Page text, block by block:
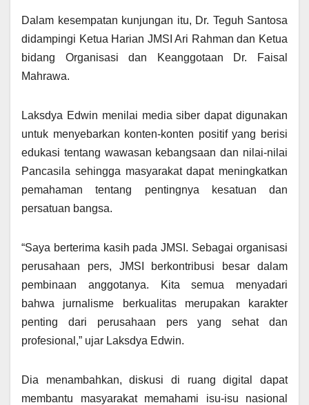
Dalam kesempatan kunjungan itu, Dr. Teguh Santosa
didampingi Ketua Harian JMSI Ari Rahman dan Ketua
bidang Organisasi dan Keanggotaan Dr. Faisal
Mahrawa.
Laksdya Edwin menilai media siber dapat digunakan
untuk menyebarkan konten-konten positif yang berisi
edukasi tentang wawasan kebangsaan dan nilai-nilai
Pancasila sehingga masyarakat dapat meningkatkan
pemahaman tentang pentingnya kesatuan dan
persatuan bangsa.
“Saya berterima kasih pada JMSI. Sebagai organisasi
perusahaan pers, JMSI berkontribusi besar dalam
pembinaan anggotanya. Kita semua menyadari
bahwa jurnalisme berkualitas merupakan karakter
penting dari perusahaan pers yang sehat dan
profesional,” ujar Laksdya Edwin.
Dia menambahkan, diskusi di ruang digital dapat
membantu masyarakat memahami isu-isu nasional